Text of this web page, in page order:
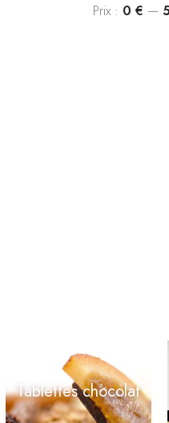
Prix
Prix
Prix : 0 € —
Tablettes chocolat